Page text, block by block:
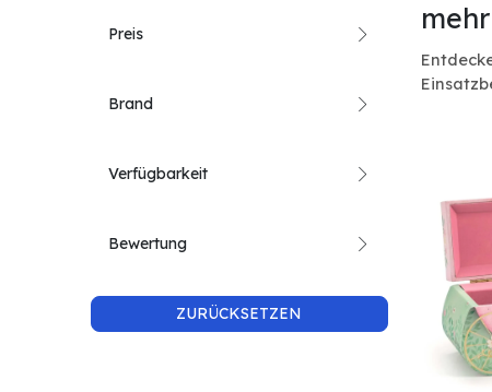
Preis
Brand
Verfügbarkeit
Bewertung
ZURÜCKSETZEN